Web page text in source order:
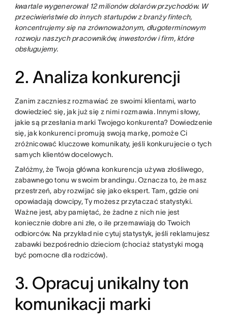
kwartale wygenerował 12 milionów dolarów przychodów. W
przeciwieństwie do innych startupów z branży fintech,
koncentrujemy się na zrównoważonym, długoterminowym
rozwoju naszych pracowników, inwestorów i firm, które
obsługujemy.
2. Analiza konkurencji
Zanim zaczniesz rozmawiać ze swoimi klientami, warto
dowiedzieć się, jak już się z nimi rozmawia. Innymi słowy,
jakie są przesłania marki Twojego konkurenta? Dowiedzenie
się, jak konkurenci promują swoją markę, pomoże Ci
zróżnicować kluczowe komunikaty, jeśli konkurujecie o tych
samych klientów docelowych.
Załóżmy, że Twoja główna konkurencja używa złośliwego,
zabawnego tonu w swoim brandingu. Oznacza to, że masz
przestrzeń, aby rozwijać się jako ekspert. Tam, gdzie oni
opowiadają dowcipy, Ty możesz przytaczać statystyki.
Ważne jest, aby pamiętać, że żadne z nich nie jest
koniecznie dobre ani złe, o ile przemawiają do Twoich
odbiorców. Na przykład nie cytuj statystyk, jeśli reklamujesz
zabawki bezpośrednio dzieciom (chociaż statystyki mogą
być pomocne dla rodziców).
3. Opracuj unikalny ton
komunikacji marki